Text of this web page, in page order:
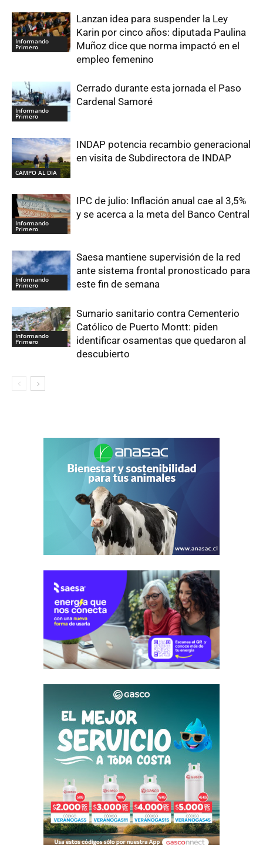
Informando
Primero
Lanzan idea para suspender la Ley
Karin por cinco años: diputada Paulina
Muñoz dice que norma impactó en el
empleo femenino
Informando
Primero
Cerrado durante esta jornada el Paso
Cardenal Samoré
CAMPO AL DIA
INDAP potencia recambio generacional
en visita de Subdirectora de INDAP
Informando
Primero
IPC de julio: Inflación anual cae al 3,5%
y se acerca a la meta del Banco Central
Informando
Primero
Saesa mantiene supervisión de la red
ante sistema frontal pronosticado para
este fin de semana
Informando
Primero
Sumario sanitario contra Cementerio
Católico de Puerto Montt: piden
identificar osamentas que quedaron al
descubierto